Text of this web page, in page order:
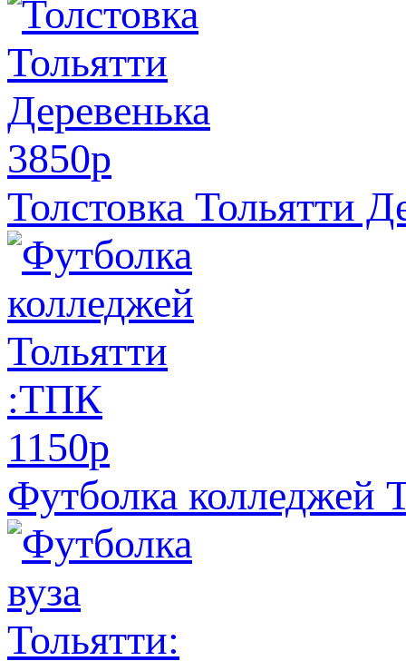
3850p
Толстовка Тольятти
1150p
Футболка колледжей